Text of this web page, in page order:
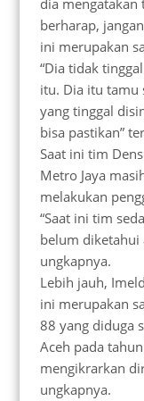
berharap,
ini merupakan
“Dia tidak
itu. Dia itu tamu
yang tinggal
bisa pastikan”
Saat ini tim
Metro Jaya
melakukan
“Saat ini tim
belum diketahui
ungkapnya.
Lebih jauh,
ini merupakan
88 yang diduga
Aceh pada
mengikrarkan
ungkapnya.